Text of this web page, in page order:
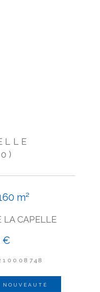
m²
LA CAPELLE
€
NOUVEAUTÉ